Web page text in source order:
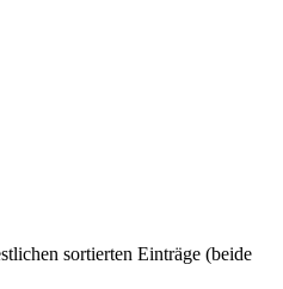
sortierten Einträge (beide